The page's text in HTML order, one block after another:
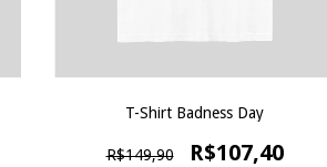
T-Shirt Badness Day
R$149,90 R$107,40